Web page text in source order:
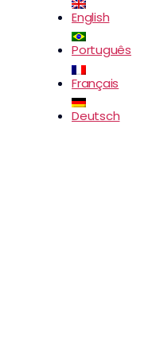
English
Português
Français
Deutsch